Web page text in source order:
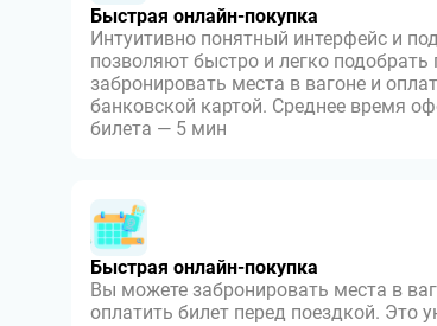
Быстрая онлайн-покупка
Интуитивно понятный интерфейс и
позволяют быстро и легко подобрать
забронировать места в вагоне и
банковской картой. Среднее время
билета — 5 мин
Быстрая онлайн-покупка
Вы можете забронировать места в
оплатить билет перед поездкой. Это